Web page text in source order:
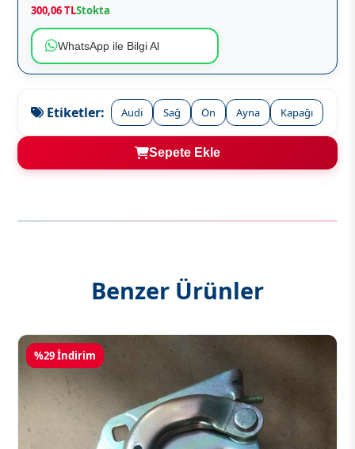
300,06 TLStokta
WhatsApp ile Bilgi Al
Etiketler: Audi Sağ Ön Ayna Kapağı
Sepete Ekle
Benzer Ürünler
%29 İndirim